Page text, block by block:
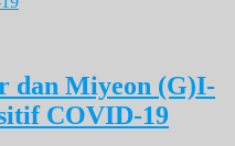
dan Miyeon (G)I-
COVID-19